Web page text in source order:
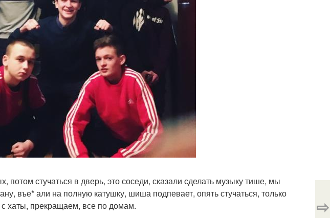
стучаться в дверь, это соседи, сказали сделать музыку тише, мы
въе* али на полную катушку, шиша подпевает, опять стучаться, только
хаты, прекращаем, все по домам.
⇨